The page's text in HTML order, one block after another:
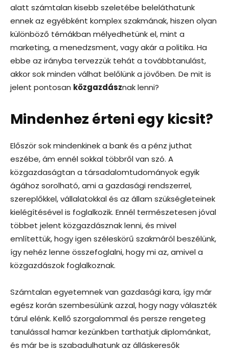
alatt számtalan kisebb szeletébe beleláthatunk
ennek az egyébként komplex szakmának, hiszen olyan
különböző témákban mélyedhetünk el, mint a
marketing, a menedzsment, vagy akár a politika. Ha
ebbe az irányba tervezzük tehát a továbbtanulást,
akkor sok minden válhat belőlünk a jövőben. De mit is
jelent pontosan közgazdásznak lenni?
Mindenhez érteni egy kicsit?
Először sok mindenkinek a bank és a pénz juthat
eszébe, ám ennél sokkal többről van szó. A
közgazdaságtan a társadalomtudományok egyik
ágához sorolható, ami a gazdasági rendszerrel,
szereplőkkel, vállalatokkal és az állam szükségleteinek
kielégítésével is foglalkozik. Ennél természetesen jóval
többet jelent közgazdásznak lenni, és mivel
említettük, hogy igen széleskörű szakmáról beszélünk,
így nehéz lenne összefoglalni, hogy mi az, amivel a
közgazdászok foglalkoznak.
Számtalan egyetemnek van gazdasági kara, így már
egész korán szembesülünk azzal, hogy nagy választék
tárul elénk. Kellő szorgalommal és persze rengeteg
tanulással hamar kezünkben tarthatjuk diplománkat,
és már be is szabadulhatunk az álláskeresők